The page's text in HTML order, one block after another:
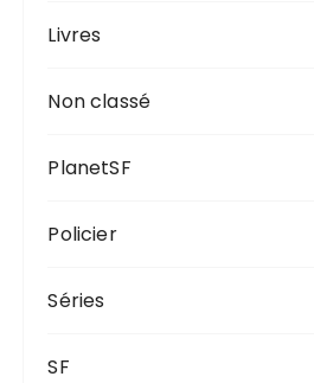
Livres
Non classé
PlanetSF
Policier
Séries
SF